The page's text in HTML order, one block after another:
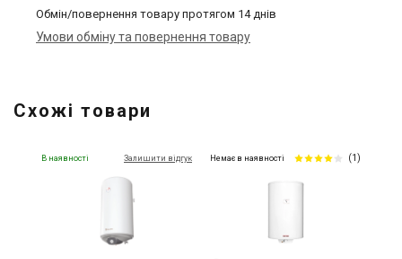
Обмін/повернення товару протягом 14 днів
Умови обміну та повернення товару
Схожі товари
В наявності Залишити відгук Немає в наявності (1)